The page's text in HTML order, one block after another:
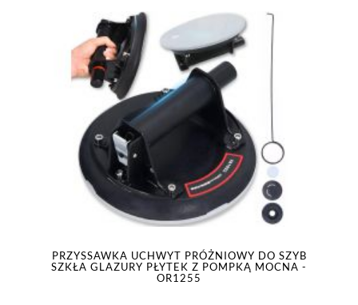
PRZYSSAWKA UCHWYT PRÓŻNIOWY DO SZYB
SZKŁA GLAZURY PŁYTEK Z POMPKĄ MOCNA -
OR1255